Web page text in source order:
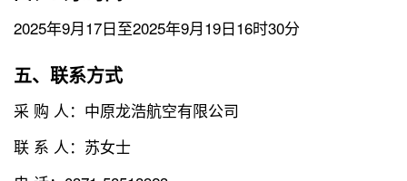
2025年9月17日至2025年9月19日16时30分
五、联系方式
采 购 人：中原龙浩航空有限公司
联 系 人：苏女士